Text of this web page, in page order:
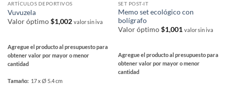
ARTÍCULOS DEPORTIVOS
Vuvuzela
Valor óptimo$1,002 valor sin iva
Agregue el producto al presupuesto para
obtener valor por mayor o menor
cantidad
Tamaño: 17 x Ø 5.4 cm
SET POST-IT
Memo set ecológico con
bolígrafo
Valor óptimo$1,001 valor sin iva
Agregue el producto al presupuesto para
obtener valor por mayor o menor
cantidad